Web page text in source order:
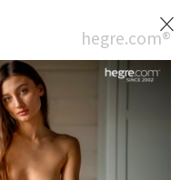
×
hegre.com®